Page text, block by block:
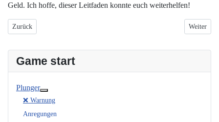
Geld. Ich hoffe, dieser Leitfaden konnte euch weiterhelfen!
Vorheriger Beitrag: Plunger
Zurück Nächster
Weiter
Game start
Plunger
❌ Warnung
Anregungen